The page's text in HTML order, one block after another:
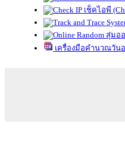
เช็คไอพี
สุ่มอ
เครื่องมือคำนวณวัน